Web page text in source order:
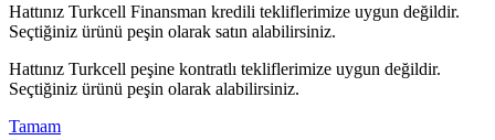
Hattınız Turkcell Finansman kredili tekliflerimize uygun değildir.
Seçtiğiniz ürünü peşin olarak satın alabilirsiniz.
Hattınız Turkcell peşine kontratlı tekliflerimize uygun değildir.
Seçtiğiniz ürünü peşin olarak alabilirsiniz.
Tamam